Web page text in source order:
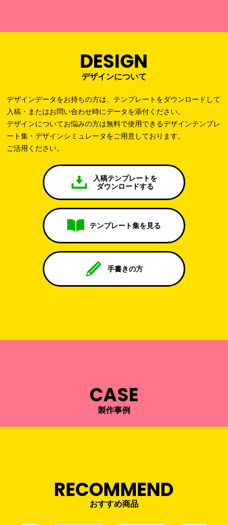
DESIGN
デザインについて
デザインデータをお持ちの方は、テンプレートをダウンロードして
入稿・またはお問い合わせ時にデータを添付ください。
デザインについてお悩みの方は無料で使用できるデザインテンプレ
ート集・デザインシミュレータをご用意しております。
ご活用ください。
入稿テンプレートを
ダウンロードする
テンプレート集を見る
手書きの方
CASE
製作事例
RECOMMEND
おすすめ商品